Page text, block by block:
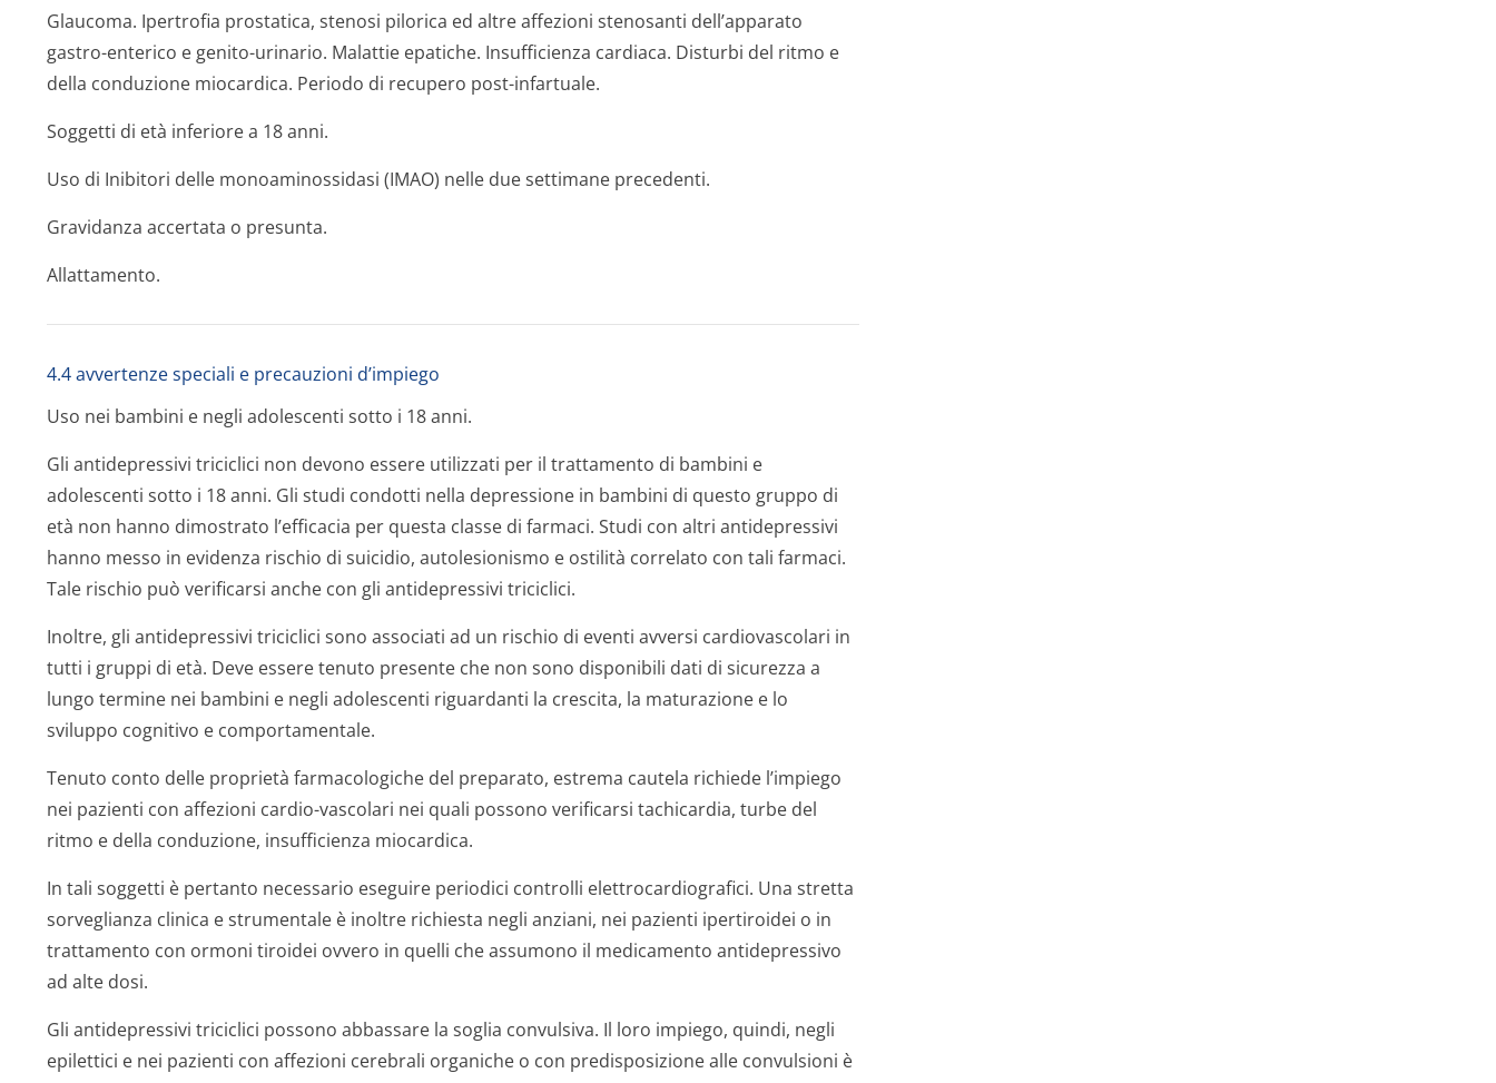
Glaucoma. Ipertrofia prostatica, stenosi pilorica ed altre affezioni stenosanti dell’apparato
gastro-enterico e genito-urinario. Malattie epatiche. Insufficienza cardiaca. Disturbi del ritmo e
della conduzione miocardica. Periodo di recupero post-infartuale.
Soggetti di età inferiore a 18 anni.
Uso di Inibitori delle monoaminossidasi (IMAO) nelle due settimane precedenti.
Gravidanza accertata o presunta.
Allattamento.
4.4 avvertenze speciali e precauzioni d’impiego
Uso nei bambini e negli adolescenti sotto i 18 anni.
Gli antidepressivi triciclici non devono essere utilizzati per il trattamento di bambini e
adolescenti sotto i 18 anni. Gli studi condotti nella depressione in bambini di questo gruppo di
età non hanno dimostrato l’efficacia per questa classe di farmaci. Studi con altri antidepressivi
hanno messo in evidenza rischio di suicidio, autolesionismo e ostilità correlato con tali farmaci.
Tale rischio può verificarsi anche con gli antidepressivi triciclici.
Inoltre, gli antidepressivi triciclici sono associati ad un rischio di eventi avversi cardiovascolari in
tutti i gruppi di età. Deve essere tenuto presente che non sono disponibili dati di sicurezza a
lungo termine nei bambini e negli adolescenti riguardanti la crescita, la maturazione e lo
sviluppo cognitivo e comportamentale.
Tenuto conto delle proprietà farmacologiche del preparato, estrema cautela richiede l’impiego
nei pazienti con affezioni cardio-vascolari nei quali possono verificarsi tachicardia, turbe del
ritmo e della conduzione, insufficienza miocardica.
In tali soggetti è pertanto necessario eseguire periodici controlli elettrocardio­grafici. Una stretta
sorveglianza clinica e strumentale è inoltre richiesta negli anziani, nei pazienti ipertiroidei o in
trattamento con ormoni tiroidei ovvero in quelli che assumono il medicamento antidepressivo
ad alte dosi.
Gli antidepressivi triciclici possono abbassare la soglia convulsiva. Il loro impiego, quindi, negli
epilettici e nei pazienti con affezioni cerebrali organiche o con predisposizione alle convulsioni è